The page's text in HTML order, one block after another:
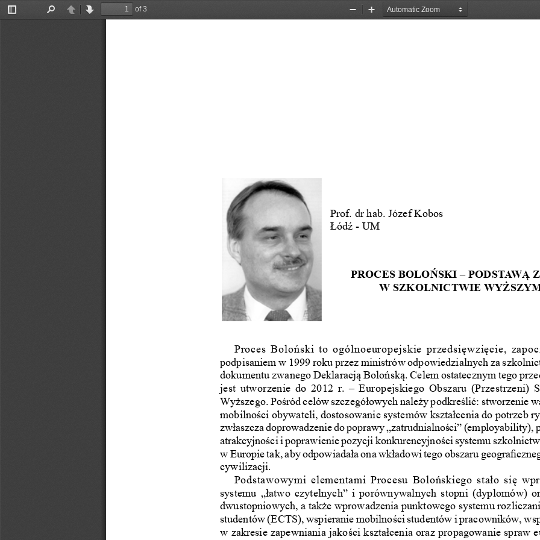
Toggle
PreviousNext
of 3
Zoom
Zoom
Prof. dr hab. Józef Kobos
Łódź - UM
PRoCeS BoLońSKI ‒  PoDStAWą
W SzKoLnICtWIe
Proces Boloński to ogólnoeuropejskie przedsięwzięcie,
podpisaniem w 1999 roku przez ministrów odpowiedzialnych za
dokumentu zwanego Deklaracją Bolońską. Celem ostatecznym tego
jest utworzenie do 2012 r. – Europejskiego Obszaru (Przestrzeni)
Wyższego. Pośród celów szczegółowych należy podkreślić: stworzenie
mobilności obywateli, dostosowanie systemów kształcenia do potrzeb
zwłaszcza doprowadzenie do poprawy „zatrudnialności” (employability),
atrakcyjności i poprawienie pozycji konkurencyjności systemu
w Europie tak, aby odpowiadała ona wkładowi tego obszaru
cywilizacji.
Podstawowymi elementami Procesu Bolońskiego stało się
systemu „łatwo czytelnych” i porównywalnych stopni (dyplomów)
dwustopniowych, a także wprowadzenia punktowego systemu
studentów (ECTS), wspieranie mobilności studentów i pracowników,
w zakresie zapewniania jakości kształcenia oraz propagowanie spraw